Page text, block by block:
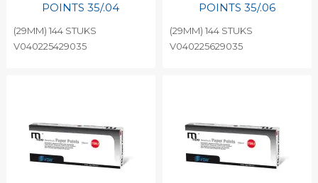
POINTS 35/.04
(29MM) 144 STUKS
V040225429035
POINTS 35/.06
(29MM) 144 STUKS
V040225629035